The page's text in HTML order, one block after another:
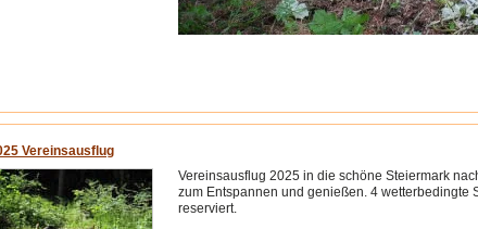
Vereinsausflug
Vereinsausflug 2025 in die schöne Steiermark
zum Entspannen und genießen. 4 wetterbedingte
reserviert.